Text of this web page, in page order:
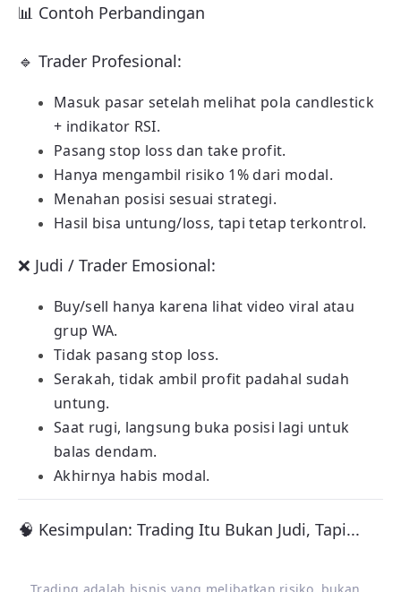
📊 Contoh Perbandingan
🔹 Trader Profesional:
Masuk pasar setelah melihat pola candlestick
+ indikator RSI.
Pasang stop loss dan take profit.
Hanya mengambil risiko 1% dari modal.
Menahan posisi sesuai strategi.
Hasil bisa untung/loss, tapi tetap terkontrol.
❌ Judi / Trader Emosional:
Buy/sell hanya karena lihat video viral atau
grup WA.
Tidak pasang stop loss.
Serakah, tidak ambil profit padahal sudah
untung.
Saat rugi, langsung buka posisi lagi untuk
balas dendam.
Akhirnya habis modal.
🧠 Kesimpulan: Trading Itu Bukan Judi, Tapi...
Trading adalah bisnis yang melibatkan risiko, bukan